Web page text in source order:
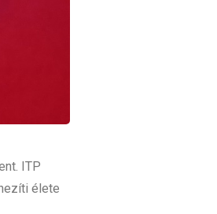
ITP
élete